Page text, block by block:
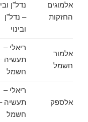
אלמוגים
החזקות
נדל"ן ובינוי
– נדל"ן
ובינוי
אלמור
חשמל
ריאלי –
תעשיה –
חשמל
אלספק
ריאלי –
תעשיה –
חשמל